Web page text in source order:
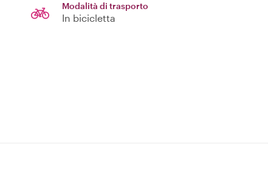
Modalità di trasporto
In bicicletta